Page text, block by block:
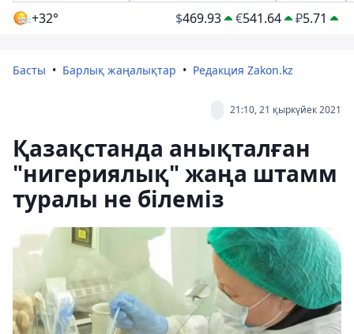
+32° $469.93 €541.64 ₽5.71
Басты Барлық жаңалықтар Редакция Zakon.kz
21:10, 21 қыркүйек 2021
Қазақстанда анықталған
"нигериялық" жаңа штамм
туралы не білеміз